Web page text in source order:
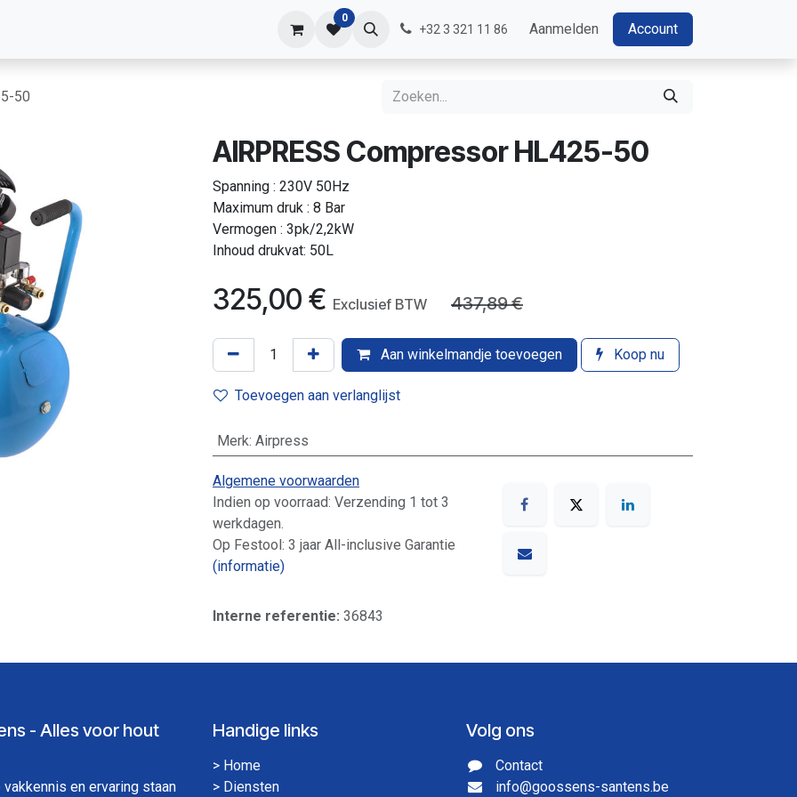
0
+32 3 321 11 86 Aanmelden Account
50
AIRPRESS Compressor HL425-50
Spanning : 230V 50Hz
Maximum druk : 8 Bar
Vermogen : 3pk/2,2kW
Inhoud drukvat: 50L
325,00 € Exclusief BTW 437,89€
Aan winkelmandje toevoegen Koop nu
Toevoegen aan verlanglijst
Merk: Airpress
Algemene voorwaarden
Indien op voorraad: Verzending 1 tot 3
werkdagen.
Op Festool: 3 jaar All-inclusive Garantie
(informatie)
Interne referentie: 36843
- Alles voor hout
en ervaring staan
Handige links
> Home
> Diensten
Volg ons
Contact
info@goossens-santens.be